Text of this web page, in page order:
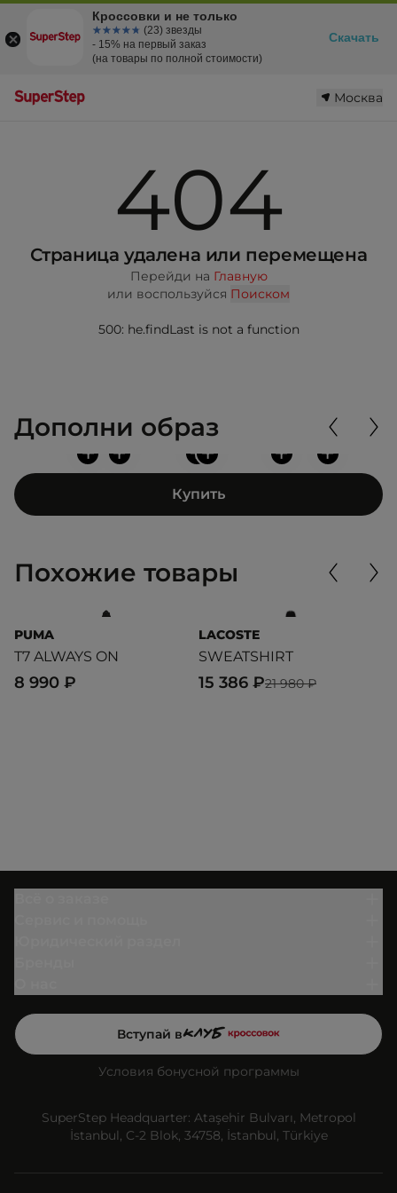
Москва
404
Страница удалена или перемещена
Перейди на Главную
или воспользуйся Поиском
500: he.findLast is not a function
Дополни образ
+
+
+ + +
+
Купить
Похожие товары
PUMA
T7 ALWAYS ON
8 990 ₽
LACOSTE
SWEATSHIRT
21 980 ₽
15 386 ₽
Вступай в
Условия бонусной программы
SuperStep Headquarter: Ataşehir Bulvarı, Metropol
İstanbul, C-2 Blok, 34758, İstanbul, Türkiye
Кроссовки и не только
☆☆☆☆☆
★★★★★ (23) звезды
- 15% на первый заказ
(на товары по полной стоимости)
Скачать